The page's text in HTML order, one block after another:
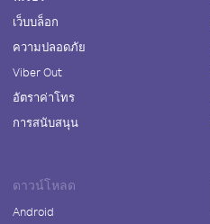
เว็บบล็อก
ความปลอดภัย
Viber Out
อัตราค่าโทร
การสนับสนุน
ดาวน์โหลด
Android